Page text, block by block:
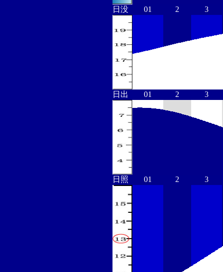
日没 01 2 3
日出 01 2 3
日照 01 2 3